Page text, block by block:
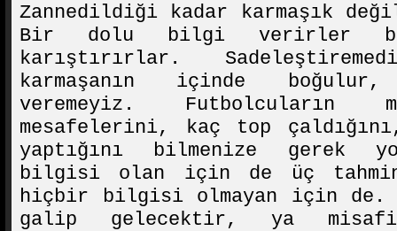
Zannedildiği kadar karmaşık
Bir dolu bilgi verirler
karıştırırlar.
karmaşanın içinde
veremeyiz. Futbolcuların
mesafelerini, kaç top
yaptığını bilmenize gerek
bilgisi olan için de üç tahmin
hiçbir bilgisi olmayan için de.
galip gelecektir, ya